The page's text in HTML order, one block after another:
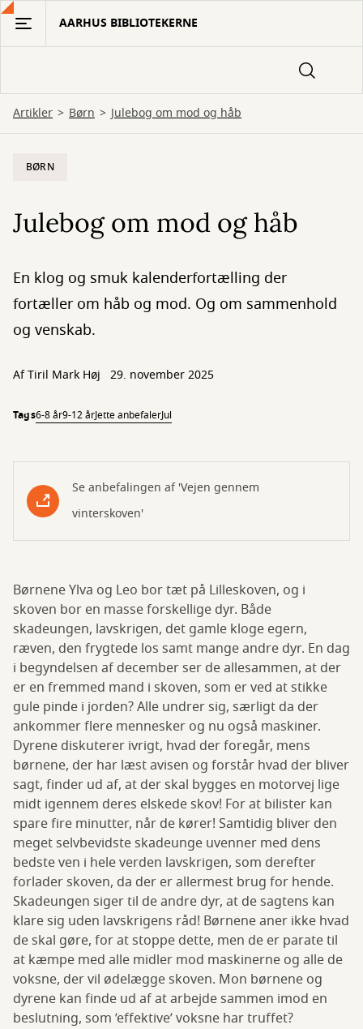
Gå
hovedindhold
AARHUS BIBLIOTEKERNE
Artikler Børn Julebog om mod og håb
BØRN
Julebog om mod og håb
En klog og smuk kalenderfortælling der
fortæller om håb og mod. Og om sammenhold
og venskab.
AfTiril Mark Høj 29. november 2025
Tags6-8 år9-12 årJette anbefalerJul
Se anbefalingen af 'Vejen gennem
vinterskoven'
Børnene Ylva og Leo bor tæt på Lilleskoven, og i
skoven bor en masse forskellige dyr. Både
skadeungen, lavskrigen, det gamle kloge egern,
ræven, den frygtede los samt mange andre dyr. En dag
i begyndelsen af december ser de allesammen, at der
er en fremmed mand i skoven, som er ved at stikke
gule pinde i jorden? Alle undrer sig, særligt da der
ankommer flere mennesker og nu også maskiner.
Dyrene diskuterer ivrigt, hvad der foregår, mens
børnene, der har læst avisen og forstår hvad der bliver
sagt, finder ud af, at der skal bygges en motorvej lige
midt igennem deres elskede skov! For at bilister kan
spare fire minutter, når de kører! Samtidig bliver den
meget selvbevidste skadeunge uvenner med dens
bedste ven i hele verden lavskrigen, som derefter
forlader skoven, da der er allermest brug for hende.
Skadeungen siger til de andre dyr, at de sagtens kan
klare sig uden lavskrigens råd! Børnene aner ikke hvad
de skal gøre, for at stoppe dette, men de er parate til
at kæmpe med alle midler mod maskinerne og alle de
voksne, der vil ødelægge skoven. Mon børnene og
dyrene kan finde ud af at arbejde sammen imod en
beslutning, som ’effektive’ voksne har truffet?